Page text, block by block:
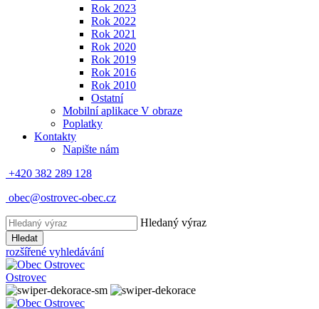
Rok 2023
Rok 2022
Rok 2021
Rok 2020
Rok 2019
Rok 2016
Rok 2010
Ostatní
Mobilní aplikace V obraze
Poplatky
Kontakty
Napište nám
+420 382 289 128
obec@ostrovec-obec.cz
Hledaný výraz
Hledat
rozšířené vyhledávání
Ostrovec